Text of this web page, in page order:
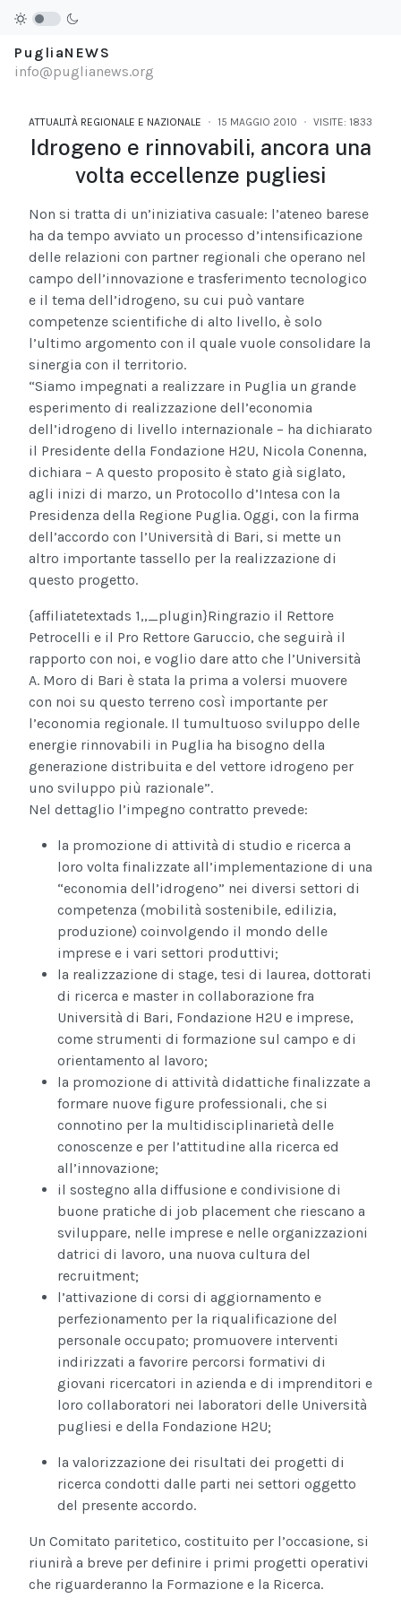
PugliaNEWS
info@puglianews.org
ATTUALITÀ REGIONALE E NAZIONALE 15 MAGGIO 2010 VISITE: 1833
Idrogeno e rinnovabili, ancora una
volta eccellenze pugliesi
Non si tratta di un’iniziativa casuale: l’ateneo barese
ha da tempo avviato un processo d’intensificazione
delle relazioni con partner regionali che operano nel
campo dell’innovazione e trasferimento tecnologico
e il tema dell’idrogeno, su cui può vantare
competenze scientifiche di alto livello, è solo
l’ultimo argomento con il quale vuole consolidare la
sinergia con il territorio.
“Siamo impegnati a realizzare in Puglia un grande
esperimento di realizzazione dell’economia
dell’idrogeno di livello internazionale – ha dichiarato
il Presidente della Fondazione H2U, Nicola Conenna,
dichiara – A questo proposito è stato già siglato,
agli inizi di marzo, un Protocollo d’Intesa con la
Presidenza della Regione Puglia. Oggi, con la firma
dell’accordo con l’Università di Bari, si mette un
altro importante tassello per la realizzazione di
questo progetto.
{affiliatetextads 1,,_plugin}Ringrazio il Rettore
Petrocelli e il Pro Rettore Garuccio, che seguirà il
rapporto con noi, e voglio dare atto che l’Università
A. Moro di Bari è stata la prima a volersi muovere
con noi su questo terreno così importante per
l’economia regionale. Il tumultuoso sviluppo delle
energie rinnovabili in Puglia ha bisogno della
generazione distribuita e del vettore idrogeno per
uno sviluppo più razionale”.
Nel dettaglio l’impegno contratto prevede:
la promozione di attività di studio e ricerca a
loro volta finalizzate all’implementazione di una
“economia dell’idrogeno” nei diversi settori di
competenza (mobilità sostenibile, edilizia,
produzione) coinvolgendo il mondo delle
imprese e i vari settori produttivi;
la realizzazione di stage, tesi di laurea, dottorati
di ricerca e master in collaborazione fra
Università di Bari, Fondazione H2U e imprese,
come strumenti di formazione sul campo e di
orientamento al lavoro;
la promozione di attività didattiche finalizzate a
formare nuove figure professionali, che si
connotino per la multidisciplinarietà delle
conoscenze e per l’attitudine alla ricerca ed
all’innovazione;
il sostegno alla diffusione e condivisione di
buone pratiche di job placement che riescano a
sviluppare, nelle imprese e nelle organizzazioni
datrici di lavoro, una nuova cultura del
recruitment;
l’attivazione di corsi di aggiornamento e
perfezionamento per la riqualificazione del
personale occupato; promuovere interventi
indirizzati a favorire percorsi formativi di
giovani ricercatori in azienda e di imprenditori e
loro collaboratori nei laboratori delle Università
pugliesi e della Fondazione H2U;
la valorizzazione dei risultati dei progetti di
ricerca condotti dalle parti nei settori oggetto
del presente accordo.
Un Comitato paritetico, costituito per l’occasione, si
riunirà a breve per definire i primi progetti operativi
che riguarderanno la Formazione e la Ricerca.